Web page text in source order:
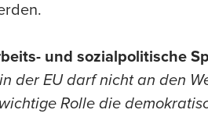
und sozialpolitische
der EU darf nicht an den
Rolle die